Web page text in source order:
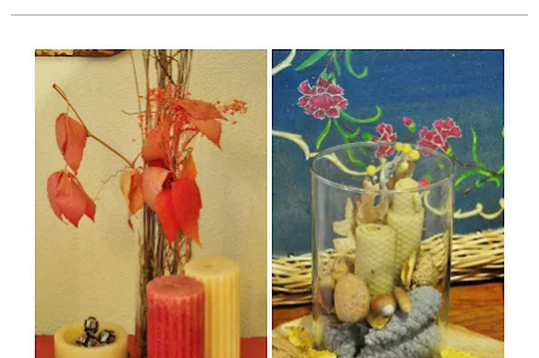
COLORES
DE
OTOÑO